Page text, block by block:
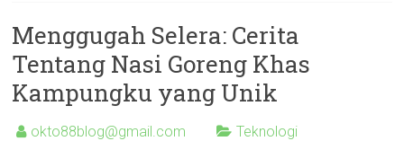
Menggugah Selera: Cerita
Tentang Nasi Goreng Khas
Kampungku yang Unik
okto88blog@gmail.com Teknologi